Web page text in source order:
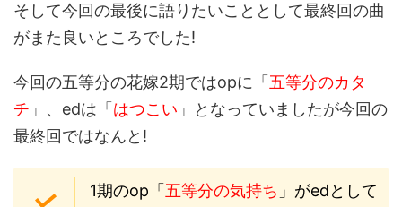
そして今回の最後に語りたいこととして最終回の曲
がまた良いところでした!
今回の五等分の花嫁2期ではopに「 五等分のカタ
チ 」、edは「 はつこい 」となっていましたが今回の
最終回ではなんと!
1期のop「 五等分の気持ち 」がedとして